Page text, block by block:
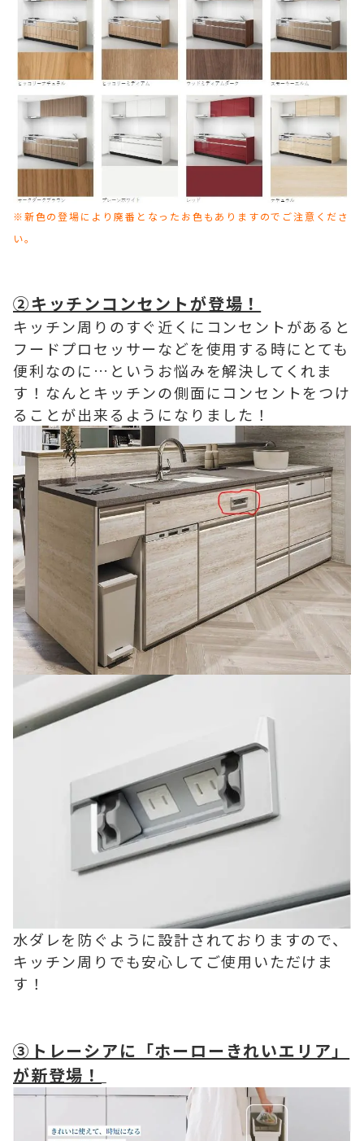
※新色の登場により廃番となったお色もありますのでご注意くださ
い。
②キッチンコンセントが登場！
キッチン周りのすぐ近くにコンセントがあると
フードプロセッサーなどを使用する時にとても
便利なのに…というお悩みを解決してくれま
す！なんとキッチンの側面にコンセントをつけ
ることが出来るようになりました！
水ダレを防ぐように設計されておりますので、
キッチン周りでも安心してご使用いただけま
す！
③トレーシアに「ホーローきれいエリア」
が新登場！